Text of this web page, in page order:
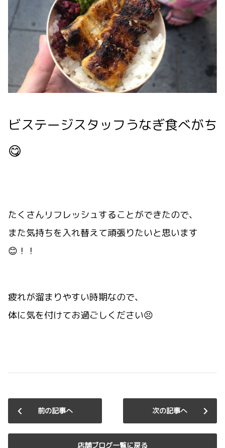
ビステージスタッフうなぎ食べがち
😋
たくさんリフレッシュすることができたので、
また気持ちを入れ替えて頑張りたいと思います
😊！！
疲れが溜まりやすい時期なので、
体に気を付けてお過ごしください😣
前の記事へ
店舗ブログ一覧に戻る
次の記事へ